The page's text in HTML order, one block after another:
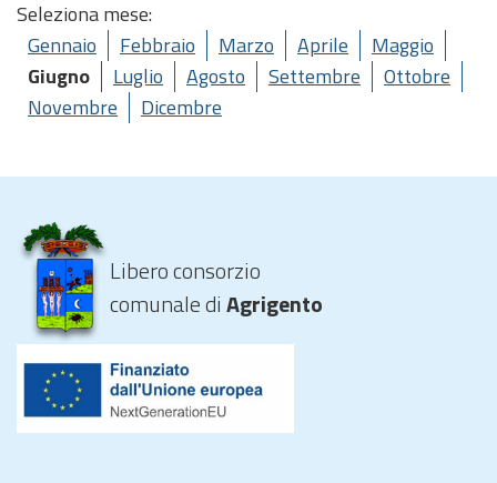
Seleziona mese:
Gennaio
Febbraio Marzo Aprile
Maggio
Giugno
Luglio Agosto Settembre
Ottobre
Novembre
Dicembre
Libero consorzio
comunale diAgrigento